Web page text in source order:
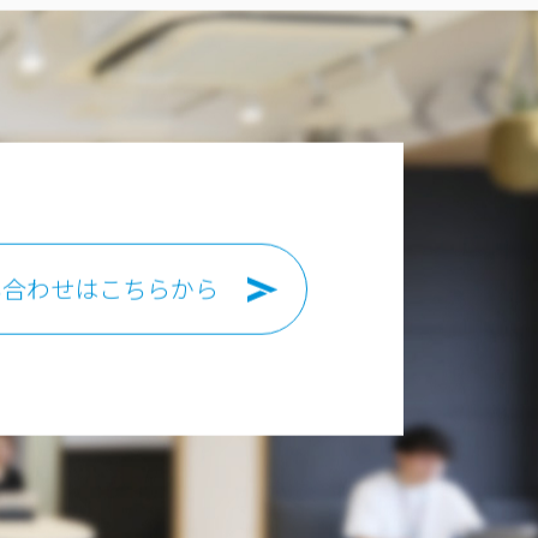
わせはこちらから